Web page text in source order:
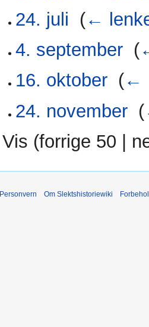
24. juli
(←
4. september (
16. oktober (←
24. november (
Vis (forrige 50
Personvern Om Slektshistoriewiki